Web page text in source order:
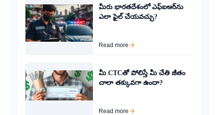
మీరు భారతదేశంలో ఎఫ్‌ఐఆర్‌ను
ఎలా ఫైల్ చేయవచ్చు?
Read more
మీ CTCతో పోలిస్తే మీ చేతి జీతం
చాలా తక్కువగా ఉందా?
Read more